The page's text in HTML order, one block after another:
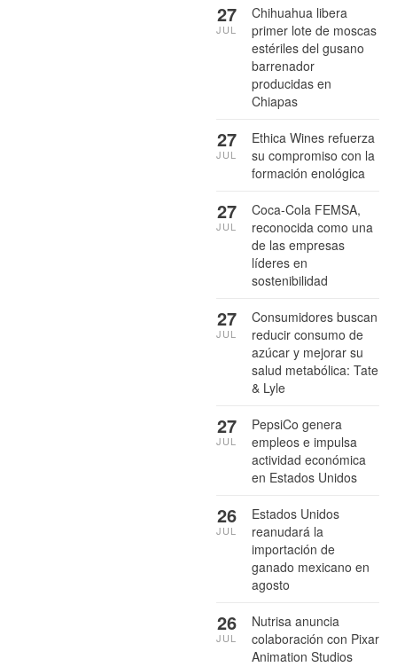
Chihuahua libera
primer lote de moscas
estériles del gusano
barrenador
producidas en
Chiapas
27
JUL
Ethica Wines refuerza
su compromiso con la
formación enológica
27
JUL
Coca-Cola FEMSA,
reconocida como una
de las empresas
líderes en
sostenibilidad
27
JUL
Consumidores buscan
reducir consumo de
azúcar y mejorar su
salud metabólica: Tate
& Lyle
27
JUL
PepsiCo genera
empleos e impulsa
actividad económica
en Estados Unidos
27
JUL
Estados Unidos
reanudará la
importación de
ganado mexicano en
agosto
26
JUL
Nutrisa anuncia
colaboración con Pixar
Animation Studios
26
JUL